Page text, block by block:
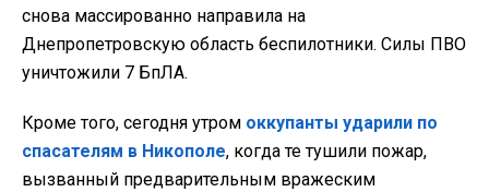
снова массированно направила на
Днепропетровскую область беспилотники. Силы ПВО
уничтожили 7 БпЛА.
Кроме того, сегодня утром оккупанты ударили по
спасателям в Никополе, когда те тушили пожар,
вызванный предварительным вражеским